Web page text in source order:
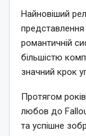
Найновіший
романтичній
більшістю
значний крок
Протягом
любов до
та успішне